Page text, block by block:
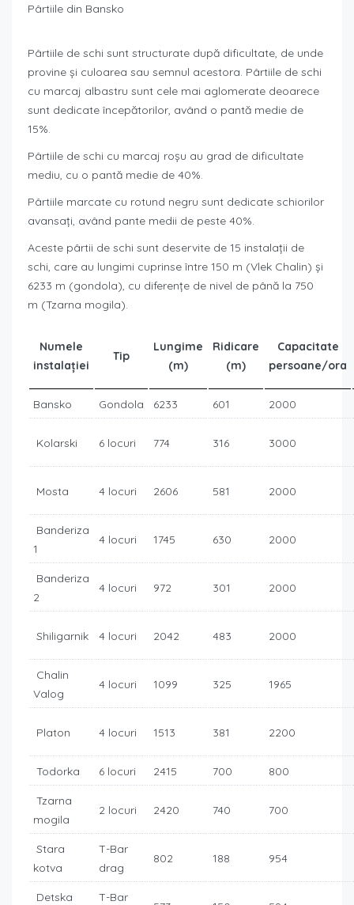
Pârtiile din Bansko
Pârtiile de schi sunt structurate după dificultate, de unde
provine și culoarea sau semnul acestora. Pârtiile de schi
cu marcaj albastru sunt cele mai aglomerate deoarece
sunt dedicate începătorilor, având o pantă medie de
15%.
Pârtiile de schi cu marcaj roșu au grad de dificultate
mediu, cu o pantă medie de 40%.
Pârtiile marcate cu rotund negru sunt dedicate schiorilor
avansați, având pante medii de peste 40%.
Aceste pârtii de schi sunt deservite de 15 instalații de
schi, care au lungimi cuprinse între 150 m (Vlek Chalin) și
6233 m (gondola), cu diferențe de nivel de până la 750
m (Tzarna mogila).
Numele
instalației
Tip
Lungime
(m)
Ridicare
(m)
Capacitate
persoane/ora
Bansko Gondola 6233 601 2000
Kolarski 6 locuri 774 316 3000
Mosta 4 locuri 2606 581 2000
Banderiza
1
4 locuri 1745 630 2000
Banderiza
2
4 locuri 972 301 2000
Shiligarnik 4 locuri 2042 483 2000
Chalin
Valog
4 locuri 1099 325 1965
Platon 4 locuri 1513 381 2200
Todorka 6 locuri 2415 700 800
Tzarna
mogila
2 locuri 2420 740 700
Stara
kotva
T-Bar
drag
802 188 954
Detska T-Bar